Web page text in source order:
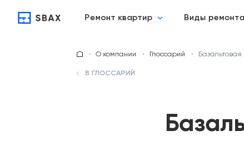
Ремонт квартир Виды ремонта
О компании Глоссарий Базальтовая
В ГЛОССАРИЙ